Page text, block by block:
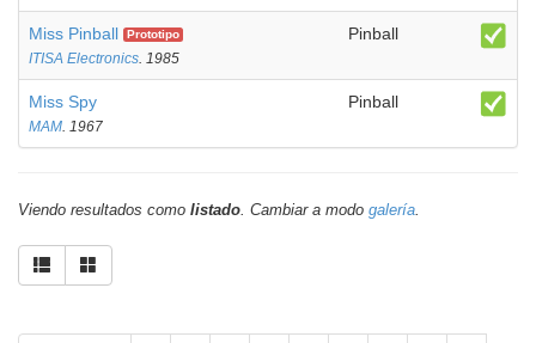
Miss Pinball Prototipo
ITISA Electronics. 1985
Pinball
Miss Spy
MAM. 1967
Pinball
Viendo resultados como listado. Cambiar a modo galería.